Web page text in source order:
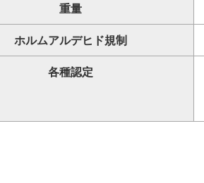
重量
ホルムアルデヒド規制
各種認定